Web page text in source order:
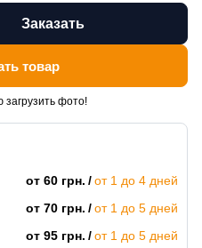
от 60 грн.
от 1 до 4 дней
от 70 грн.
от 1 до 5 дней
от 95 грн.
от 1 до 5 дней
Заказать
товар
фото!